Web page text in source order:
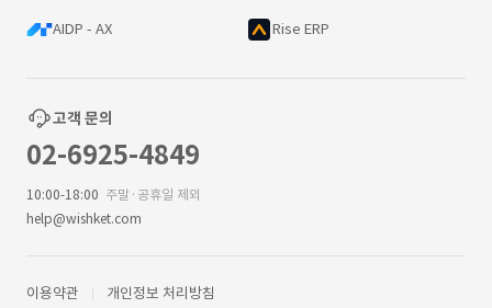
AIDP - AX Rise ERP
고객 문의
02-6925-4849
10:00-18:00 주말·공휴일 제외
help@wishket.com
이용약관 개인정보 처리방침